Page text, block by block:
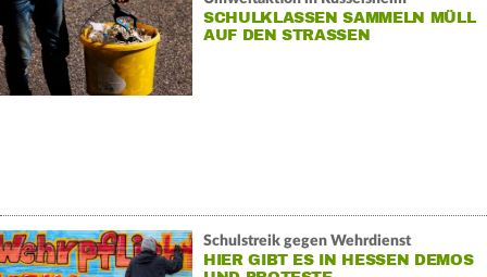
SCHULKLASSEN SAMMELN MÜLL
AUF DEN STRASSEN
Schulstreik gegen Wehrdienst
HIER GIBT ES IN HESSEN DEMOS